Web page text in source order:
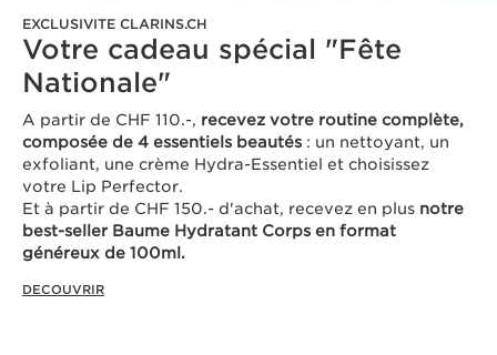
EXCLUSIVITE CLARINS.CH
Votre cadeau spécial "Fête
Nationale"
A partir de CHF 110.-, recevez votre routine complète,
composée de 4 essentiels beautés : un nettoyant, un
exfoliant, une crème Hydra-Essentiel et choisissez
votre Lip Perfector.
Et à partir de CHF 150.- d'achat, recevez en plus notre
best-seller Baume Hydratant Corps en format
généreux de 100ml.
DECOUVRIR